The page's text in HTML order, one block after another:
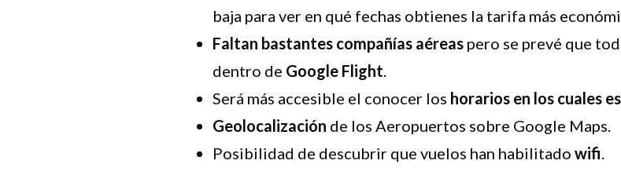
baja para ver en qué fechas obtienes la tarifa más
Faltan bastantes compañías aéreas pero se prevé que
dentro de Google Flight.
Será más accesible el conocer los horarios en los cuales
Geolocalización de los Aeropuertos sobre Google Maps.
Posibilidad de descubrir que vuelos han habilitado wifi.